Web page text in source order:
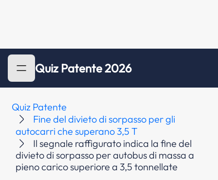
Quiz Patente 2026
Quiz Patente
Fine del divieto di sorpasso per gli
autocarri che superano 3,5 T
Il segnale raffigurato indica la fine del
divieto di sorpasso per autobus di massa a
pieno carico superiore a 3,5 tonnellate